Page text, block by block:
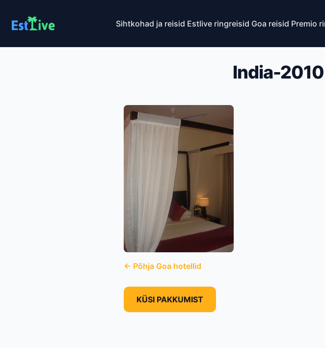
Sihtkohad ja reisid Estlive ringreisid Goa reisid Premio
India-
← Põhja Goa hotellid
KÜSI PAKKUMIST